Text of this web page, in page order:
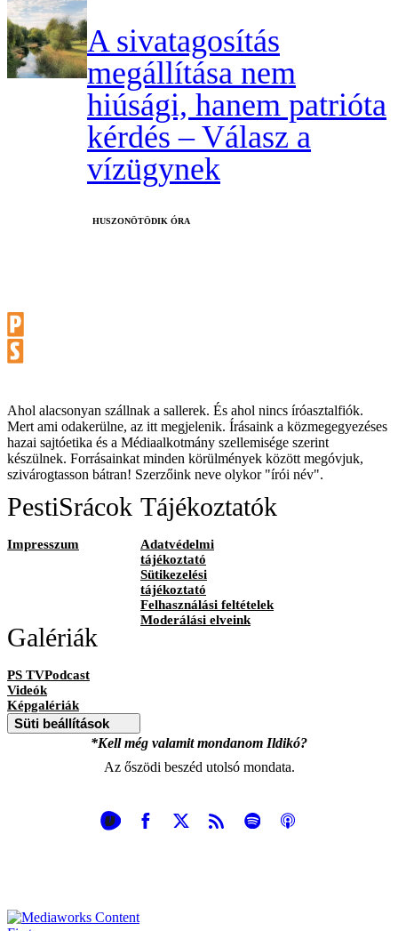
A sivatagosítás
megállítása nem
hiúsági, hanem patrióta
kérdés – Válasz a
vízügynek
HUSZONÖTÖDIK ÓRA
Ahol alacsonyan szállnak a sallerek. És ahol nincs íróasztalfiók.
Mert ami odakerülne, az itt megjelenik. Írásaink a közmegegyezéses
hazai sajtóetika és a Médiaalkotmány szellemisége szerint
készülnek. Forrásainkat minden körülmények között megóvjuk,
szivárogtasson bátran! Szerzőink neve olykor "írói név".
PestiSrácok
Impresszum
Tájékoztatók
Adatvédelmi
tájékoztató
Sütikezelési
tájékoztató
Felhasználási feltételek
Moderálási elveink
Galériák
PS TVPodcast
Videók
Képgalériák
Süti beállítások
*Kell még valamit mondanom Ildikó?
Az őszödi beszéd utolsó mondata.